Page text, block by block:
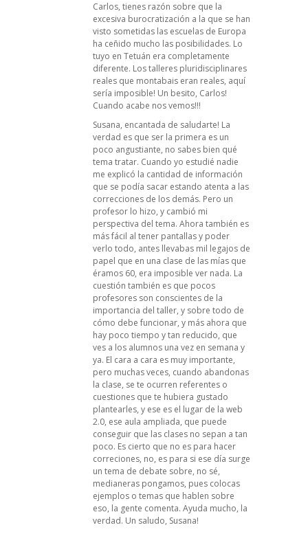
Carlos, tienes razón sobre que la
excesiva burocratización a la que se han
visto sometidas las escuelas de Europa
ha ceñido mucho las posibilidades. Lo
tuyo en Tetuán era completamente
diferente. Los talleres pluridisciplinares
reales que montabais eran reales, aquí
sería imposible! Un besito, Carlos!
Cuando acabe nos vemos!!!
Susana, encantada de saludarte! La
verdad es que ser la primera es un
poco angustiante, no sabes bien qué
tema tratar. Cuando yo estudié nadie
me explicó la cantidad de información
que se podía sacar estando atenta a las
correcciones de los demás. Pero un
profesor lo hizo, y cambió mi
perspectiva del tema. Ahora también es
más fácil al tener pantallas y poder
verlo todo, antes llevabas mil legajos de
papel que en una clase de las mías que
éramos 60, era imposible ver nada. La
cuestión también es que pocos
profesores son conscientes de la
importancia del taller, y sobre todo de
cómo debe funcionar, y más ahora que
hay poco tiempo y tan reducido, que
ves a los alumnos una vez en semana y
ya. El cara a cara es muy importante,
pero muchas veces, cuando abandonas
la clase, se te ocurren referentes o
cuestiones que te hubiera gustado
plantearles, y ese es el lugar de la web
2.0, ese aula ampliada, que puede
conseguir que las clases no sepan a tan
poco. Es cierto que no es para hacer
correciones, no, es para si ese día surge
un tema de debate sobre, no sé,
medianeras pongamos, pues colocas
ejemplos o temas que hablen sobre
eso, la gente comenta. Ayuda mucho, la
verdad. Un saludo, Susana!